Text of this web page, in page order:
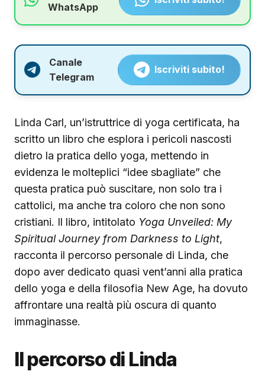
WhatsApp
Canale
Telegram
Iscriviti subito!
Linda Carl, un’istruttrice di yoga certificata, ha
scritto un libro che esplora i pericoli nascosti
dietro la pratica dello yoga, mettendo in
evidenza le molteplici “idee sbagliate” che
questa pratica può suscitare, non solo tra i
cattolici, ma anche tra coloro che non sono
cristiani. Il libro, intitolato Yoga Unveiled: My
Spiritual Journey from Darkness to Light,
racconta il percorso personale di Linda, che
dopo aver dedicato quasi vent’anni alla pratica
dello yoga e della filosofia New Age, ha dovuto
affrontare una realtà più oscura di quanto
immaginasse.
Il percorso di Linda